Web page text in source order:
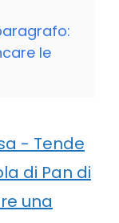
le
- Tende
di Pan di
una